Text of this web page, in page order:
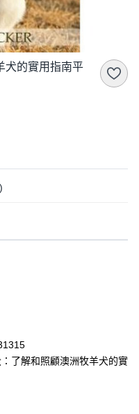
犬的實用指南平
了解和照顧澳洲牧羊犬的實